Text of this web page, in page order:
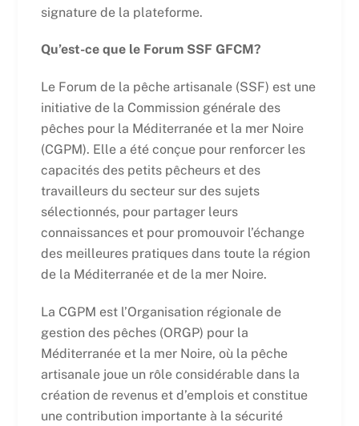
signature de la plateforme.
Qu’est-ce que le Forum SSF GFCM?
Le Forum de la pêche artisanale (SSF) est une
initiative de la Commission générale des
pêches pour la Méditerranée et la mer Noire
(CGPM). Elle a été conçue pour renforcer les
capacités des petits pêcheurs et des
travailleurs du secteur sur des sujets
sélectionnés, pour partager leurs
connaissances et pour promouvoir l’échange
des meilleures pratiques dans toute la région
de la Méditerranée et de la mer Noire.
La CGPM est l’Organisation régionale de
gestion des pêches (ORGP) pour la
Méditerranée et la mer Noire, où la pêche
artisanale joue un rôle considérable dans la
création de revenus et d’emplois et constitue
une contribution importante à la sécurité